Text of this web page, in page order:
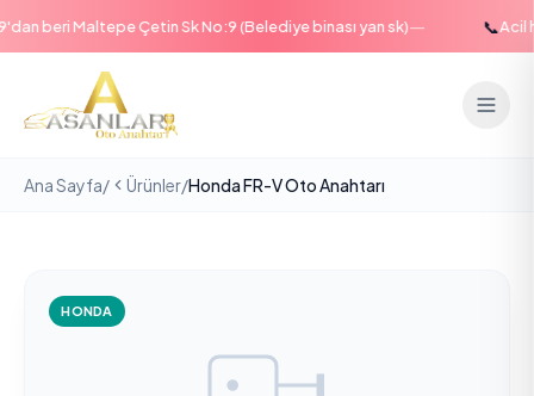
beri Maltepe Çetin Sk No:9 (Belediye binası yan sk)— Acil
Ana Sayfa/ Ürünler/Honda FR-V Oto Anahtarı
HONDA